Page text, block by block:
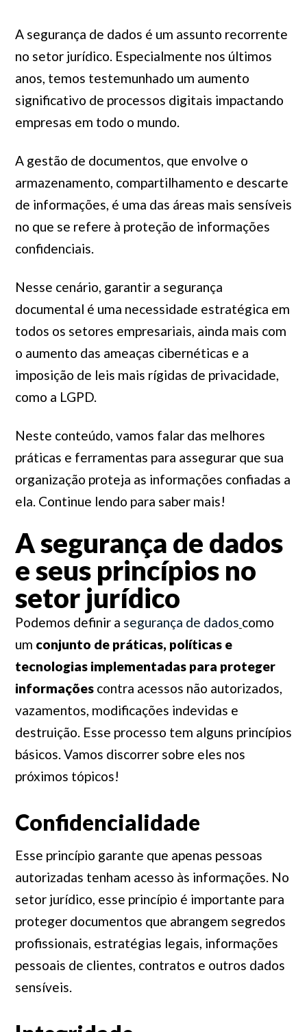
A segurança de dados é um assunto recorrente
no setor jurídico. Especialmente nos últimos
anos, temos testemunhado um aumento
significativo de processos digitais impactando
empresas em todo o mundo.
A gestão de documentos, que envolve o
armazenamento, compartilhamento e descarte
de informações, é uma das áreas mais sensíveis
no que se refere à proteção de informações
confidenciais.
Nesse cenário, garantir a segurança
documental é uma necessidade estratégica em
todos os setores empresariais, ainda mais com
o aumento das ameaças cibernéticas e a
imposição de leis mais rígidas de privacidade,
como a LGPD.
Neste conteúdo, vamos falar das melhores
práticas e ferramentas para assegurar que sua
organização proteja as informações confiadas a
ela. Continue lendo para saber mais!
A segurança de dados
e seus princípios no
setor jurídico
Podemos definir a segurança de dados como
um conjunto de práticas, políticas e
tecnologias implementadas para proteger
informaçõescontra acessos não autorizados,
vazamentos, modificações indevidas e
destruição. Esse processo tem alguns princípios
básicos. Vamos discorrer sobre eles nos
próximos tópicos!
Confidencialidade
Esse princípio garante que apenas pessoas
autorizadas tenham acesso às informações. No
setor jurídico, esse princípio é importante para
proteger documentos que abrangem segredos
profissionais, estratégias legais, informações
pessoais de clientes, contratos e outros dados
sensíveis.